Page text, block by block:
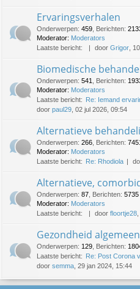
Ervaringsverhalen
Onderwerpen: 459 Berichten:
Moderator: Moderators
Laatste bericht:
door Grigor ,
Biomedische
Onderwerpen: 541 Berichten:
Moderator: Moderators
Laatste bericht: Re: Iemand
door paul29 , 02 jul 2026, 09:54
Alternatieve
Onderwerpen: 266 Berichten:
Moderator: Moderators
Laatste bericht: Re: Rhodiola
Alternatieve,
Onderwerpen: 87 Berichten: 5735
Moderator: Moderators
Laatste bericht:
door floortje28
Gezondheid algemeen
Onderwerpen: 129 Berichten:
Laatste bericht: Re: Post Corona
door semma , 29 jan 2024, 15:44